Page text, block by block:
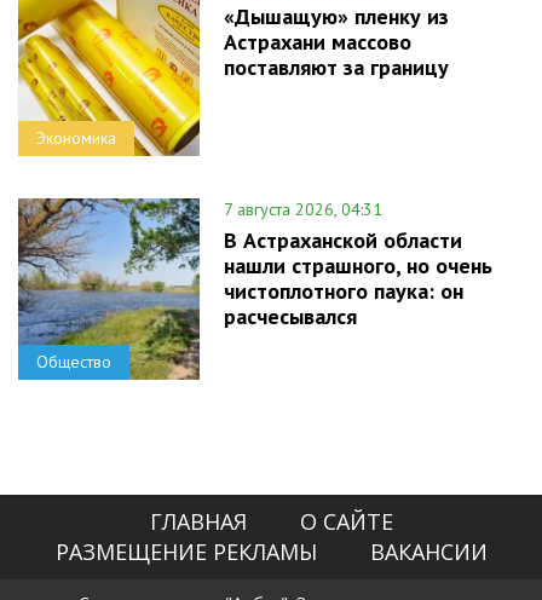
Экономика
«Дышащую» пленку из
Астрахани массово
поставляют за границу
Общество
7 августа 2026, 04:31
В Астраханской области
нашли страшного, но очень
чистоплотного паука: он
расчесывался
ГЛАВНАЯ
О САЙТЕ
РАЗМЕЩЕНИЕ РЕКЛАМЫ
ВАКАНСИИ